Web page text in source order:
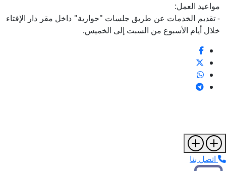
مواعيد العمل:
- تقديم الخدمات عن طريق جلسات "حوارية" داخل مقر دار الإفتاء
خلال أيام الأسبوع من السبت إلى الخميس.
اتصل بنا